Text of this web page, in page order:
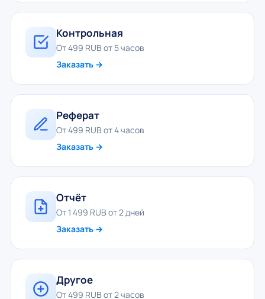
Контрольная
От 499 RUB от 5 часов
Заказать →
Реферат
От 499 RUB от 4 часов
Заказать →
Отчёт
От 1 499 RUB от 2 дней
Заказать →
Другое
От 499 RUB от 2 часов